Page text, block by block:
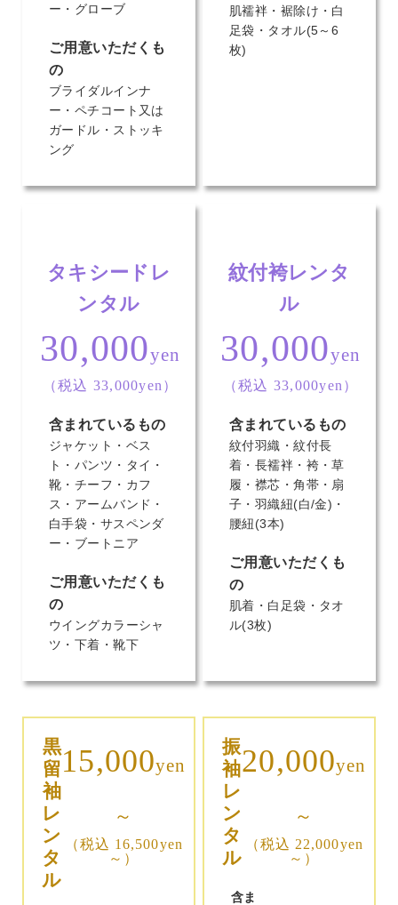
ー・グローブ
ご用意いただくも
の
ブライダルインナ
ー・ペチコート又は
ガードル・ストッキ
ング
肌襦袢・裾除け・白
足袋・タオル(5～6
枚)
タキシードレ
ンタル
30,000yen
（税込 33,000yen）
含まれているもの
ジャケット・ベス
ト・パンツ・タイ・
靴・チーフ・カフ
ス・アームバンド・
白手袋・サスペンダ
ー・ブートニア
ご用意いただくも
の
ウイングカラーシャ
ツ・下着・靴下
紋付袴レンタ
ル
30,000yen
（税込 33,000yen）
含まれているもの
紋付羽織・紋付長
着・長襦袢・袴・草
履・襟芯・角帯・扇
子・羽織紐(白/金)・
腰紐(3本)
ご用意いただくも
の
肌着・白足袋・タオ
ル(3枚)
黒
留
袖
レ
ン
タ
ル
15,000yen
～
（税込 16,500yen
～）
振
袖
レ
ン
タ
ル
20,000yen
～
（税込 22,000yen
～）
含ま